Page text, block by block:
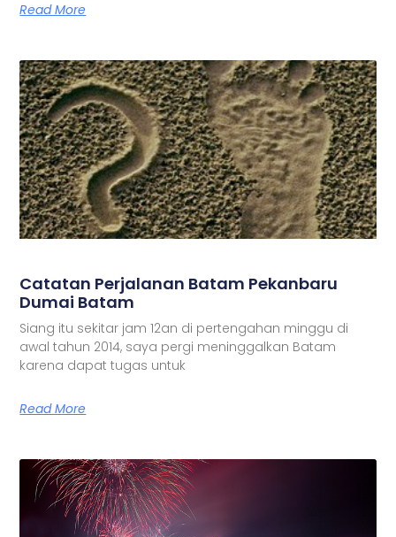
Read More
Catatan Perjalanan Batam Pekanbaru
Dumai Batam
Siang itu sekitar jam 12an di pertengahan minggu di
awal tahun 2014, saya pergi meninggalkan Batam
karena dapat tugas untuk
Read More